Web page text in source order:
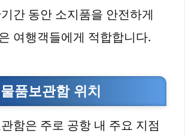
간 동안 소지품을 안전하게
여행객들에게 적합합니다.
품보관함 위치
함은 주로 공항 내 주요 지점